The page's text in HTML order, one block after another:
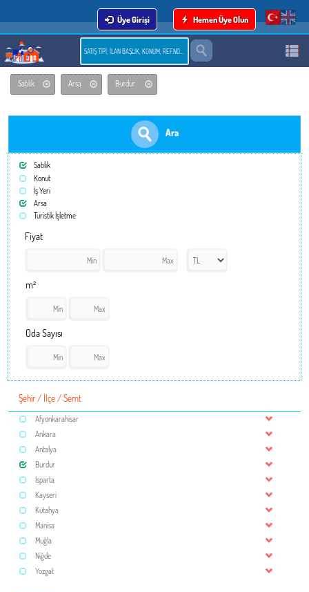
Hemen Üye Olun
Üye Girişi
Satılık Arsa Burdur
Ara
Satılık
Konut
İş Yeri
Arsa
Turistik İşletme
Fiyat
m²
Oda Sayısı
Şehir / İlçe / Semt
Afyonkarahisar
Ankara
Antalya
Burdur
Isparta
Kayseri
Kütahya
Manisa
Muğla
Niğde
Yozgat